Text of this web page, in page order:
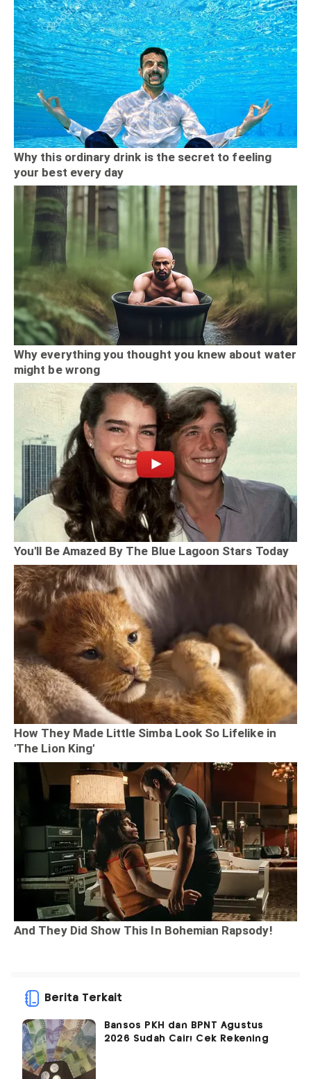
Berita Terkait
Bansos PKH dan BPNT Agustus
2026 Sudah Cair! Cek Rekening